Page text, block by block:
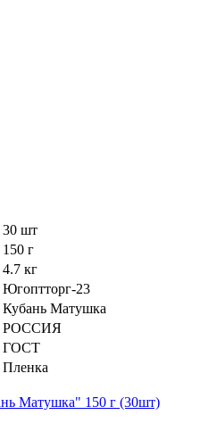
30 шт
150 г
4.7 кг
Югоптторг-23
Кубань Матушка
РОССИЯ
ГОСТ
Пленка